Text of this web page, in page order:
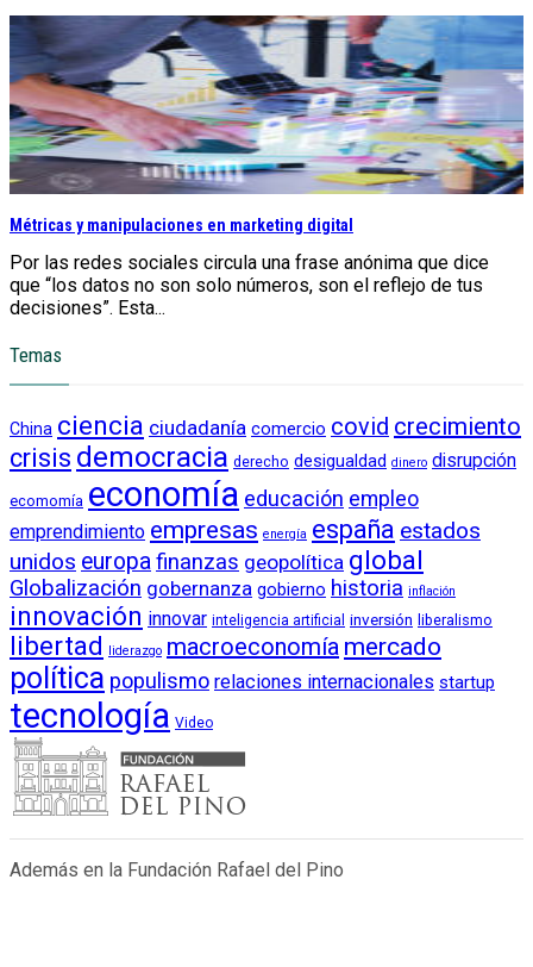
Métricas y manipulaciones en marketing digital
Por las redes sociales circula una frase anónima que dice
que “los datos no son solo números, son el reflejo de tus
decisiones”. Esta...
Temas
China ciencia ciudadanía comercio covid crecimiento
crisis democracia derecho desigualdad dinero disrupción
ecomomía economía educación empleo
emprendimiento empresas energía españa estados
unidos europafinanzas geopolítica global
Globalización gobernanza gobierno historia inflación
innovación innovar inteligencia artificial inversión liberalismo
libertad liderazgo macroeconomía mercado
política populismo relaciones internacionales startup
tecnología Video
Además en la Fundación Rafael del Pino